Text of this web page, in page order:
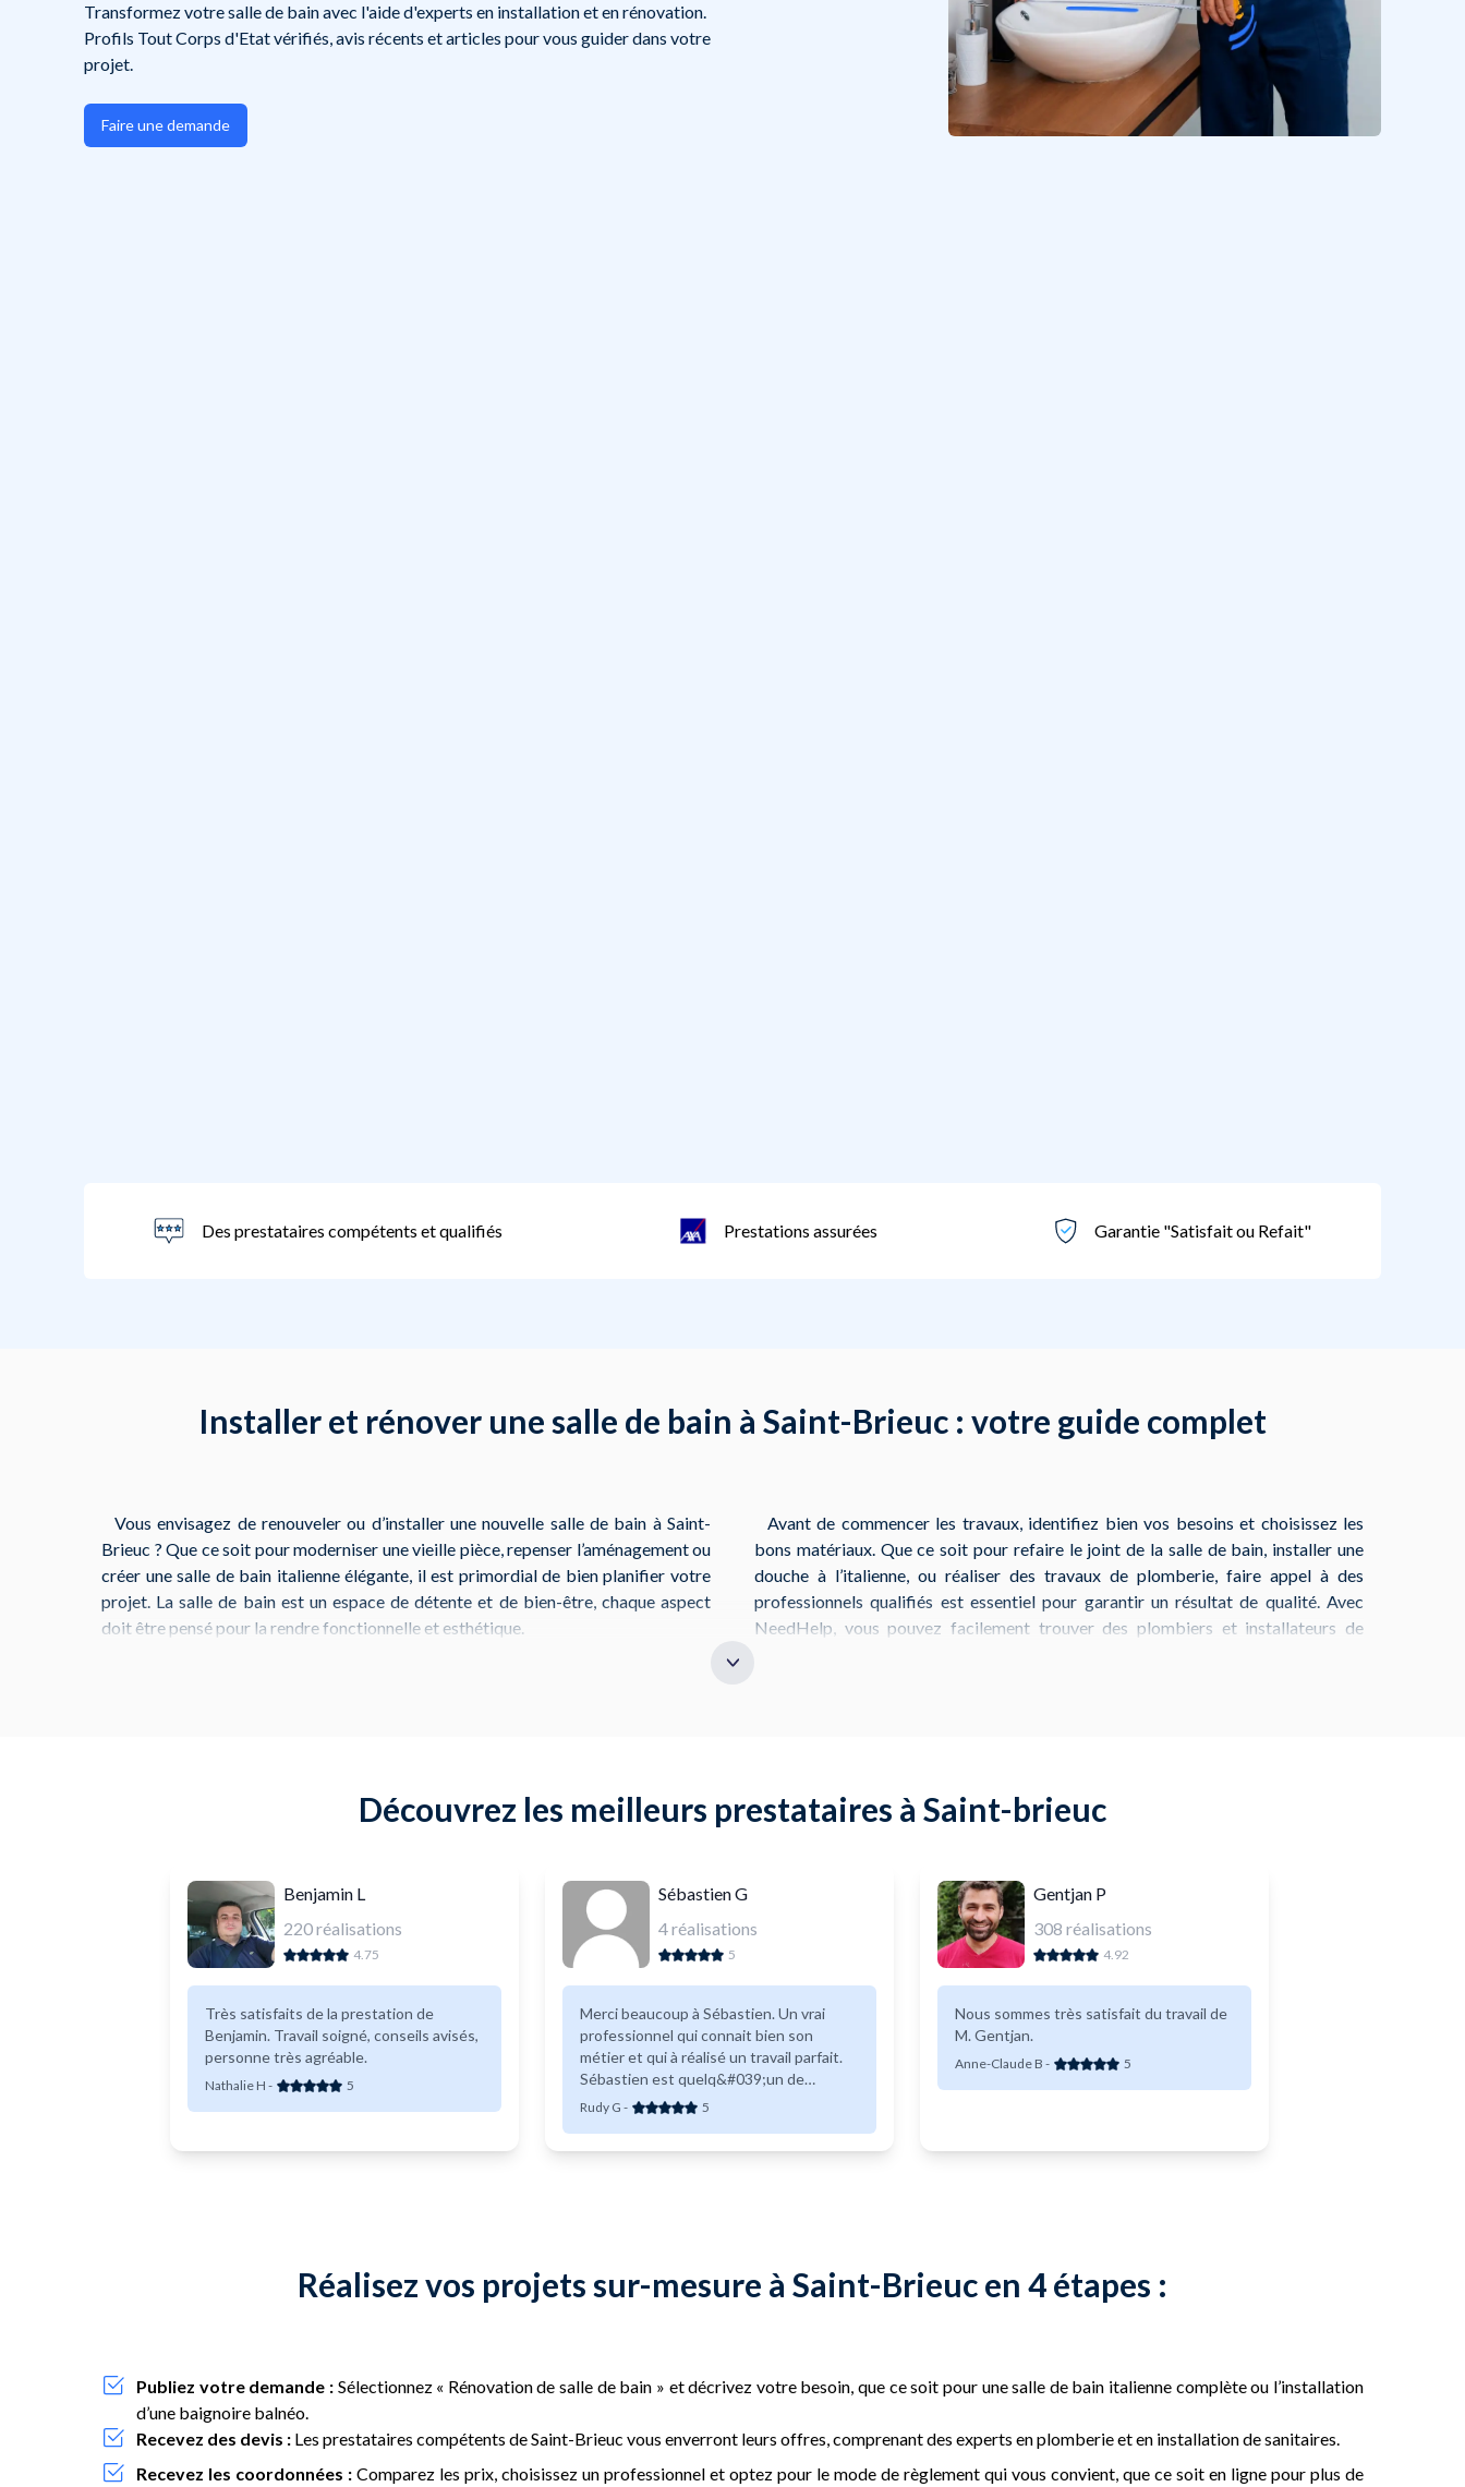
Transformez votre salle de bain avec l'aide d'experts en installation et en rénovation.
Profils Tout Corps d'Etat vérifiés, avis récents et articles pour vous guider dans votre
projet.
Faire une demande
Des prestataires compétents et qualifiés Prestations assurées Garantie "Satisfait ou Refait"
Installer et rénover une salle de bain à Saint-Brieuc : votre guide complet
Vous envisagez de renouveler ou d’installer une nouvelle salle de bain à Saint-
Brieuc ? Que ce soit pour moderniser une vieille pièce, repenser l’aménagement ou
créer une salle de bain italienne élégante, il est primordial de bien planifier votre
projet. La salle de bain est un espace de détente et de bien-être, chaque aspect
doit être pensé pour la rendre fonctionnelle et esthétique.
rénovation, y compris des solutions de rangement et des matériaux pour le
Avant de commencer les travaux, identifiez bien vos besoins et choisissez les
bons matériaux. Que ce soit pour refaire le joint de la salle de bain, installer une
douche à l’italienne, ou réaliser des travaux de plomberie, faire appel à des
professionnels qualifiés est essentiel pour garantir un résultat de qualité. Avec
NeedHelp, vous pouvez facilement trouver des plombiers et installateurs de
Découvrez les meilleurs prestataires à Saint-brieuc
Benjamin L
220réalisations
4.75
Très satisfaits de la prestation de
Benjamin. Travail soigné, conseils avisés,
personne très agréable.
Nathalie H - 5
Sébastien G
4réalisations
5
Merci beaucoup à Sébastien. Un vrai
professionnel qui connait bien son
métier et qui à réalisé un travail parfait.
Sébastien est quelq&#039;un de
ponctuel et arrangeant Je recommande
Rudy G - 5
Gentjan P
308 réalisations
4.92
Nous sommes très satisfait du travail de
M. Gentjan.
Anne-Claude B - 5
Réalisez vos projets sur-mesure à Saint-Brieuc en 4 étapes :
Publiez votre demande :Sélectionnez « Rénovation de salle de bain » et décrivez votre besoin, que ce soit pour une salle de bain italienne complète ou l’installation
d’une baignoire balnéo.
Recevez des devis : Les prestataires compétents de Saint-Brieuc vous enverront leurs offres, comprenant des experts en plomberie et en installation de sanitaires.
Recevez les coordonnées : Comparez les prix, choisissez un professionnel et optez pour le mode de règlement qui vous convient, que ce soit en ligne pour plus de